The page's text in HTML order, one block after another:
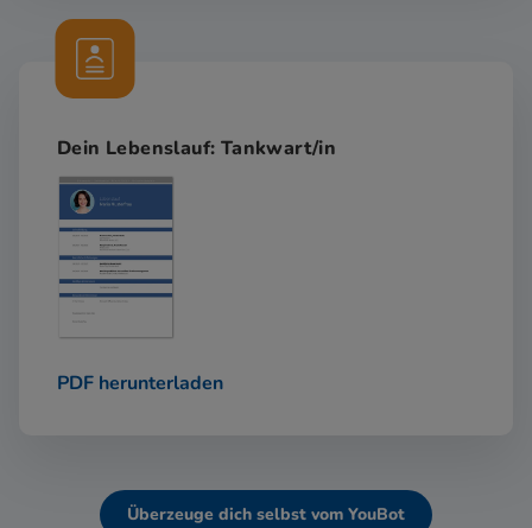
Dein Lebenslauf: Tankwart/in
PDF herunterladen
Überzeuge dich selbst vom YouBot